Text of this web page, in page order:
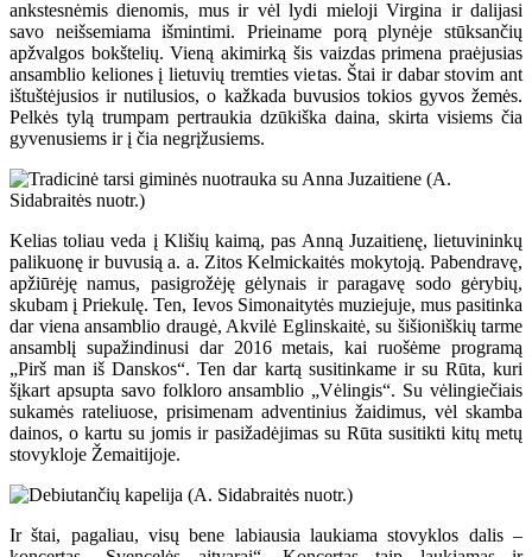
ankstesnėmis dienomis, mus ir vėl lydi mieloji Virgina ir dalijasi
savo neišsemiama išmintimi. Prieiname porą plynėje stūksančių
apžvalgos bokštelių. Vieną akimirką šis vaizdas primena praėjusias
ansamblio keliones į lietuvių tremties vietas. Štai ir dabar stovim ant
ištuštėjusios ir nutilusios, o kažkada buvusios tokios gyvos žemės.
Pelkės tylą trumpam pertraukia dzūkiška daina, skirta visiems čia
gyvenusiems ir į čia negrįžusiems.
Kelias toliau veda į Klišių kaimą, pas Anną Juzaitienę, lietuvininkų
palikuonę ir buvusią a. a. Zitos Kelmickaitės mokytoją. Pabendravę,
apžiūrėję namus, pasigrožėję gėlynais ir paragavę sodo gėrybių,
skubam į Priekulę. Ten, Ievos Simonaitytės muziejuje, mus pasitinka
dar viena ansamblio draugė, Akvilė Eglinskaitė, su šišioniškių tarme
ansamblį supažindinusi dar 2016 metais, kai ruošėme programą
„Pirš man iš Danskos“. Ten dar kartą susitinkame ir su Rūta, kuri
šįkart apsupta savo folkloro ansamblio „Vėlingis“. Su vėlingiečiais
sukamės rateliuose, prisimenam adventinius žaidimus, vėl skamba
dainos, o kartu su jomis ir pasižadėjimas su Rūta susitikti kitų metų
stovykloje Žemaitijoje.
Ir štai, pagaliau, visų bene labiausia laukiama stovyklos dalis –